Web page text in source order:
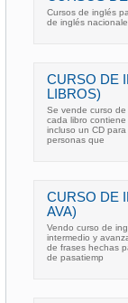
Cursos de inglés
de inglés
CURSO DE
LIBROS)
Se vende curso
cada libro
incluso un CD
personas que
CURSO DE
AVA)
Vendo curso de
intermedio y
de frases hechas
de pasatiemp